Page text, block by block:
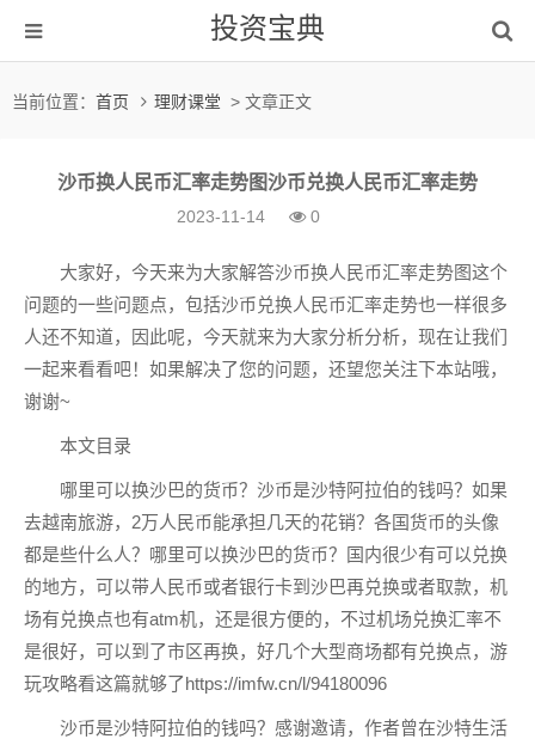
投资宝典
当前位置： 首页 理财课堂 > 文章正文
沙币换人民币汇率走势图沙币兑换人民币汇率走势
2023-11-14 0
大家好，今天来为大家解答沙币换人民币汇率走势图这个
问题的一些问题点，包括沙币兑换人民币汇率走势也一样很多
人还不知道，因此呢，今天就来为大家分析分析，现在让我们
一起来看看吧！如果解决了您的问题，还望您关注下本站哦，
谢谢~
本文目录
哪里可以换沙巴的货币？沙币是沙特阿拉伯的钱吗？如果
去越南旅游，2万人民币能承担几天的花销？各国货币的头像
都是些什么人？哪里可以换沙巴的货币？国内很少有可以兑换
的地方，可以带人民币或者银行卡到沙巴再兑换或者取款，机
场有兑换点也有atm机，还是很方便的，不过机场兑换汇率不
是很好，可以到了市区再换，好几个大型商场都有兑换点，游
玩攻略看这篇就够了https://imfw.cn/l/94180096
沙币是沙特阿拉伯的钱吗？感谢邀请，作者曾在沙特生活